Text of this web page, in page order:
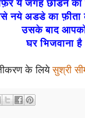
ये जगह छोडने का
नये अडडे का फ़ीता
उसके बाद
घर भिजवाना है
के लियेसुश्री